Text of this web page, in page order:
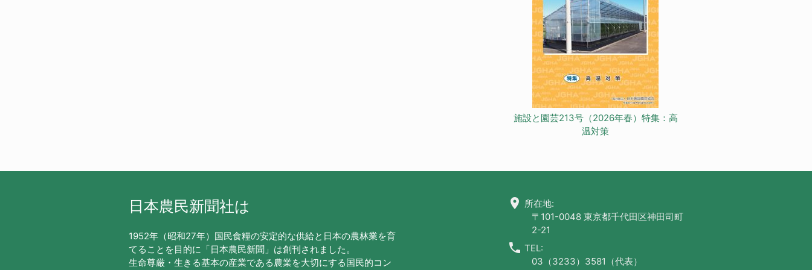
施設と園芸213号（2026年春）特集：高
温対策
日本農民新聞社は
1952年（昭和27年）国民食糧の安定的な供給と日本の農林業を育
てることを目的に「日本農民新聞」は創刊されました。
生命尊厳・生きる基本の産業である農業を大切にする国民的コン
location_on 所在地:
〒101-0048 東京都千代田区神田司町
2-21
call TEL:
03（3233）3581（代表）